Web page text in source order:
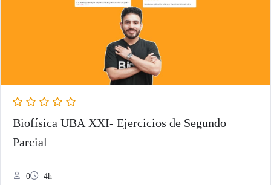
Biofísica UBA XXI- Ejercicios de Segundo
Parcial
0 4h